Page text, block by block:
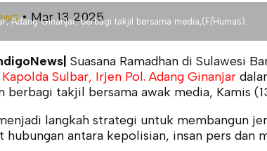
•Mar 13 2025
Adang Ginanjar, berbagi takjil bersama media,(F/Humas).
Suasana Ramadhan di Sulawesi
Kapolda Sulbar, Irjen Pol. Adang Ginanjar
berbagi takjil bersama awak media, Kamis
langkah strategi untuk membangun
hubungan antara kepolisian, insan pers dan